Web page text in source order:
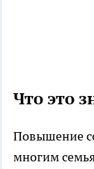
Что это
Повышение
многим